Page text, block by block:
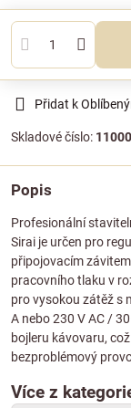
Přidat k
Skladové číslo:
Popis
Profesionální
Sirai je určen pro
připojovacím
pracovního tlaku v
pro vysokou zátěž s
A nebo 230 V AC /
bojleru kávovaru,
bezproblémový
Více z